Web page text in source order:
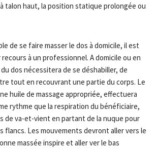
talon haut, la position statique prolongée ou
de se faire masser le dos à domicile, il est
recours à un professionnel. A domicile ou en
dos nécessitera de se déshabiller, de
tout en recouvrant une partie du corps. Le
huile de massage appropriée, effectuera
rythme que la respiration du bénéficiaire,
de va-et-vient en partant de la nuque pour
flancs. Les mouvements devront aller vers le
massée inspire et aller ver le bas